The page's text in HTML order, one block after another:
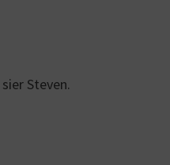
sier Steven.